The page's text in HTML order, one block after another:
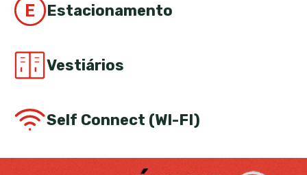
Estacionamento
Vestiários
Self Connect (WI-FI)